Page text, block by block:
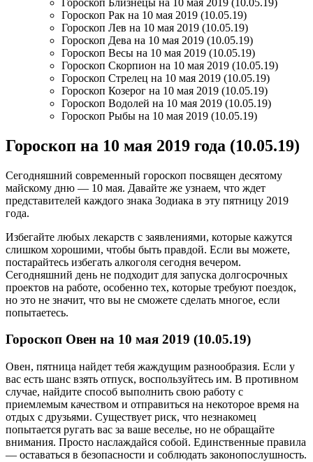
Гороскоп Рак на 10 мая 2019 (10.05.19)
Гороскоп Лев на 10 мая 2019 (10.05.19)
Гороскоп Дева на 10 мая 2019 (10.05.19)
Гороскоп Весы на 10 мая 2019 (10.05.19)
Гороскоп Скорпион на 10 мая 2019 (10.05.19)
Гороскоп Стрелец на 10 мая 2019 (10.05.19)
Гороскоп Козерог на 10 мая 2019 (10.05.19)
Гороскоп Водолей на 10 мая 2019 (10.05.19)
Гороскоп Рыбы на 10 мая 2019 (10.05.19)
Гороскоп на 10 мая 2019 года (10.05.19)
Сегодняшний современный гороскоп посвящен десятому
майскому дню — 10 мая. Давайте же узнаем, что ждет
представителей каждого знака Зодиака в эту пятницу 2019
года.
Избегайте любых лекарств с заявлениями, которые кажутся
слишком хорошими, чтобы быть правдой. Если вы можете,
постарайтесь избегать алкоголя сегодня вечером.
Сегодняшний день не подходит для запуска долгосрочных
проектов на работе, особенно тех, которые требуют поездок,
но это не значит, что вы не сможете сделать многое, если
попытаетесь.
Гороскоп Овен на 10 мая 2019 (10.05.19)
Овен, пятница найдет тебя жаждущим разнообразия. Если у
вас есть шанс взять отпуск, воспользуйтесь им. В противном
случае, найдите способ выполнить свою работу с
приемлемым качеством и отправиться на некоторое время на
отдых с друзьями. Существует риск, что незнакомец
попытается ругать вас за ваше веселье, но не обращайте
внимания. Просто наслаждайся собой. Единственные правила
— оставаться в безопасности и соблюдать законопослушность.